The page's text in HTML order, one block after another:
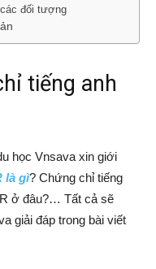
đối tượng
tiếng anh
học Vnsava xin giới
là gì? Chứng chỉ tiếng
ở đâu?… Tất cả sẽ
giải đáp trong bài viết